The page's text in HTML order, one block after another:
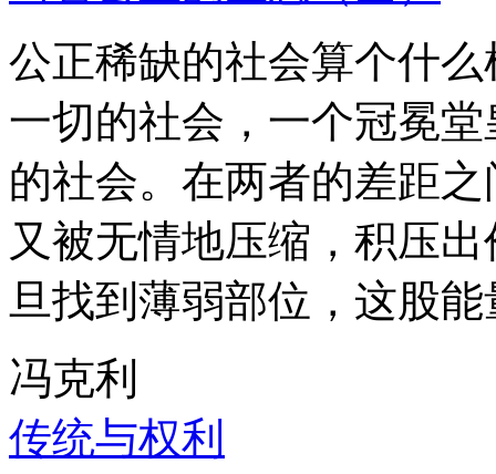
公正稀缺的社会算个什
一切的社会，一个冠冕
的社会。在两者的差距
又被无情地压缩，积压
旦找到薄弱部位，这股
冯克利
传统与权利